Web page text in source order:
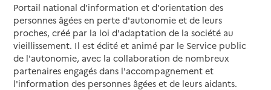
Portail national d'information et d'orientation des
personnes âgées en perte d'autonomie et de leurs
proches, créé par la loi d'adaptation de la société au
vieillissement. Il est édité et animé par le Service public
de l'autonomie, avec la collaboration de nombreux
partenaires engagés dans l'accompagnement et
l'information des personnes âgées et de leurs aidants.